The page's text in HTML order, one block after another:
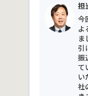
担
今
よ
ま
引
振
て
い
社